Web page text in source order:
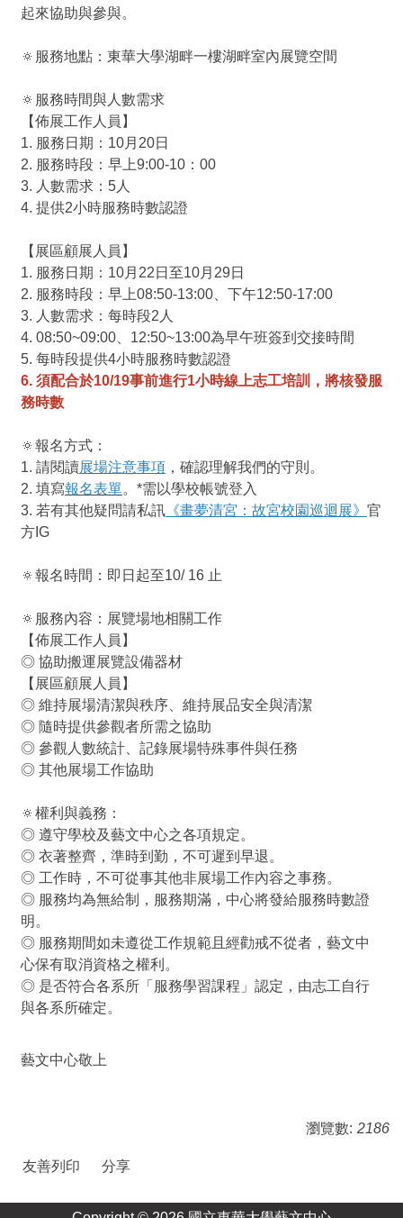
起來協助與參與。
🔅服務地點：東華大學湖畔一樓湖畔室內展覽空間
🔅服務時間與人數需求
【佈展工作人員】
1. 服務日期：10月20日
2. 服務時段：早上9:00-10：00
3. 人數需求：5人
4. 提供2小時服務時數認證
【展區顧展人員】
1. 服務日期：10月22日至10月29日
2. 服務時段：早上08:50-13:00、下午12:50-17:00
3. 人數需求：每時段2人
4. 08:50~09:00、12:50~13:00為早午班簽到交接時間
5. 每時段提供4小時服務時數認證
6. 須配合於10/19事前進行1小時線上志工培訓，將核發服
務時數
🔅報名方式：
1. 請閱讀展場注意事項 ，確認理解我們的守則。
2. 填寫報名表單。*需以學校帳號登入
3. 若有其他疑問請私訊 《畫夢清宮：故宮校園巡迴展》 官
方IG
🔅報名時間：即日起至10/ 16 止
🔅服務內容：展覽場地相關工作
【佈展工作人員】
◎ 協助搬運展覽設備器材
【展區顧展人員】
◎ 維持展場清潔與秩序、維持展品安全與清潔
◎ 隨時提供參觀者所需之協助
◎ 參觀人數統計、記錄展場特殊事件與任務
◎ 其他展場工作協助
🔅權利與義務：
◎ 遵守學校及藝文中心之各項規定。
◎ 衣著整齊，準時到勤，不可遲到早退。
◎ 工作時，不可從事其他非展場工作內容之事務。
◎ 服務均為無給制，服務期滿，中心將發給服務時數證
明。
◎ 服務期間如未遵從工作規範且經勸戒不從者，藝文中
心保有取消資格之權利。
◎ 是否符合各系所「服務學習課程」認定，由志工自行
與各系所確定。
藝文中心敬上
瀏覽數: 2186
友善列印 分享